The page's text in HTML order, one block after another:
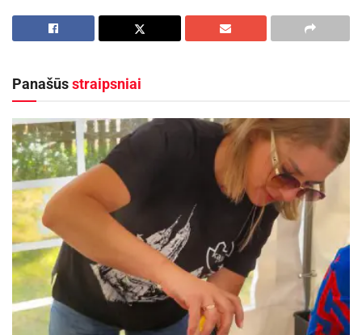
keletą metų ugdymo įstaigų maitinimo sistema
darbuotojų požiūrio į sveiką mitybą.
„Atsižvelgti į individualius vaiko norus ugdymo
įstaigų darbuotojai, deja, neturi galimybių, todėl
dažniausiai valgiaraštis sudaromas pagal
bendrus reikalavimus ir rekomendacijas. Atskiras
valgiaraštis vaikui sudaromas, jei tėvai pateikia
gydytojo pažymą apie tam tikrų produktų
netoleravimą ar alerginę reakciją – teigia „Tikra
mityba“ sveikatai palankaus maisto technologė
Raminta Bogušienė. – Nors valgiaraštis atitinka
Panašūsstraipsniai